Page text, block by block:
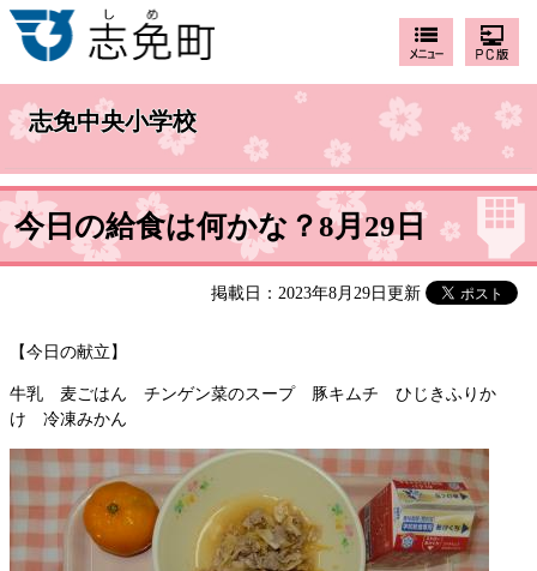
志免中央小学校
今日の給食は何かな？8月29日
掲載日：2023年8月29日更新
【今日の献立】
牛乳 麦ごはん チンゲン菜のスープ 豚キムチ ひじきふりか
け 冷凍みかん ​